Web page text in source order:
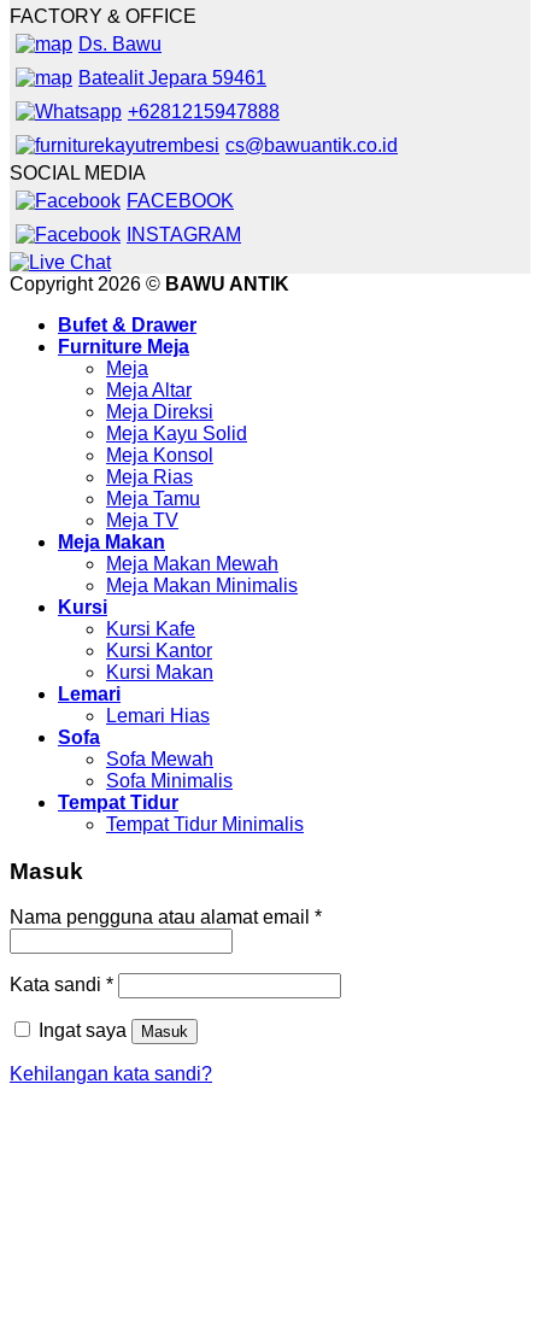
FACTORY & OFFICE
Ds. Bawu
Batealit Jepara 59461
+6281215947888
cs@bawuantik.co.id
SOCIAL MEDIA
FACEBOOK
INSTAGRAM
Copyright 2026 © BAWU ANTIK
Bufet & Drawer
Furniture Meja
Meja
Meja Altar
Meja Direksi
Meja Kayu Solid
Meja Konsol
Meja Rias
Meja Tamu
Meja TV
Meja Makan
Meja Makan Mewah
Meja Makan Minimalis
Kursi
Kursi Kafe
Kursi Kantor
Kursi Makan
Lemari
Lemari Hias
Sofa
Sofa Mewah
Sofa Minimalis
Tempat Tidur
Tempat Tidur Minimalis
Masuk
Nama pengguna atau alamat email *
Kata sandi *
Ingat saya Masuk
Kehilangan kata sandi?